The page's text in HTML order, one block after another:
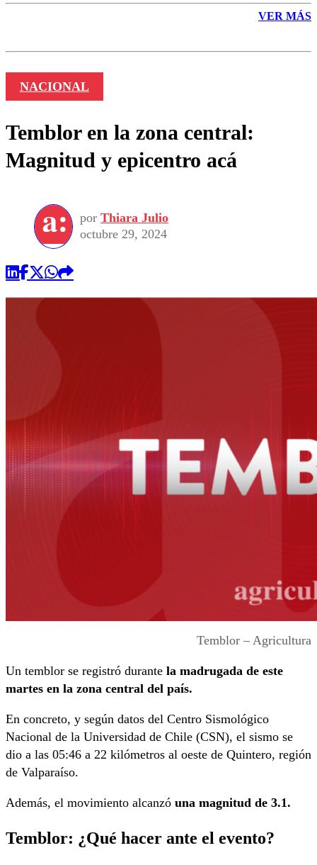
VER MÁS
NACIONAL
Temblor en la zona central:
Magnitud y epicentro acá
por Thiara Julio
octubre 29, 2024
Temblor – Agricultura
Un temblor se registró durante la madrugada de este
martes en la zona central del país.
En concreto, y según datos del Centro Sismológico
Nacional de la Universidad de Chile (CSN), el sismo se
dio a las 05:46 a 22 kilómetros al oeste de Quintero, región
de Valparaíso.
Además, el movimiento alcanzó una magnitud de 3.1.
Temblor: ¿Qué hacer ante el evento?